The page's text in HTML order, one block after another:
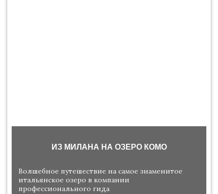
ИЗ МИЛАНА НА ОЗЕРО КОМО
Волшебное путешествие на самое знаменитое
итальянское озеро в компании
профессионального гида